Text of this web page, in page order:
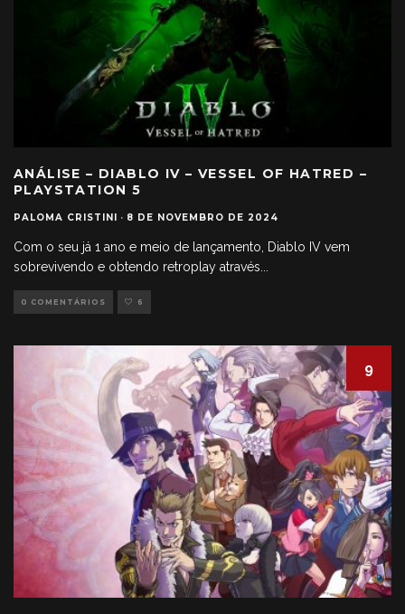
ANÁLISE – DIABLO IV – VESSEL OF HATRED –
PLAYSTATION 5
PALOMA CRISTINI · 8 DE NOVEMBRO DE 2024
Com o seu já 1 ano e meio de lançamento, Diablo IV vem
sobrevivendo e obtendo retroplay através...
0 COMENTÁRIOS 6
9